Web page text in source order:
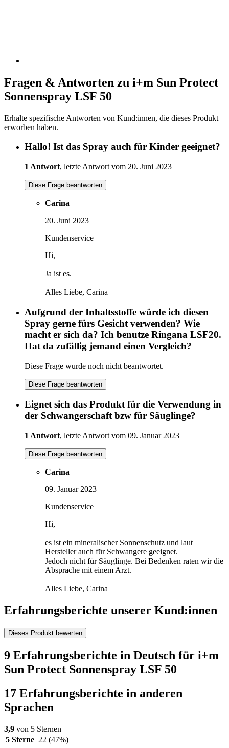
Fragen & Antworten zu i+m Sun Protect
Sonnenspray LSF 50
Erhalte spezifische Antworten von Kund:innen, die dieses Produkt
erworben haben.
Hallo! Ist das Spray auch für Kinder geeignet?
1 Antwort, letzte Antwort vom 20. Juni 2023
Diese Frage beantworten
Carina
20. Juni 2023
Kundenservice
Hi,
Ja ist es.
Alles Liebe, Carina
Aufgrund der Inhaltsstoffe würde ich diesen
Spray gerne fürs Gesicht verwenden? Wie
macht er sich da? Ich benutze Ringana LSF20.
Hat da zufällig jemand einen Vergleich?
Diese Frage wurde noch nicht beantwortet.
Diese Frage beantworten
Eignet sich das Produkt für die Verwendung in
der Schwangerschaft bzw für Säuglinge?
1 Antwort, letzte Antwort vom 09. Januar 2023
Diese Frage beantworten
Carina
09. Januar 2023
Kundenservice
Hi,
es ist ein mineralischer Sonnenschutz und laut
Hersteller auch für Schwangere geeignet.
Jedoch nicht für Säuglinge. Bei Bedenken raten wir die
Absprache mit einem Arzt.
Alles Liebe, Carina
Erfahrungsberichte unserer Kund:innen
Dieses Produkt bewerten
9 Erfahrungsberichte in Deutsch für i+m
Sun Protect Sonnenspray LSF 50
17 Erfahrungsberichte in anderen
Sprachen
3,9 von 5 Sternen
5 Sterne 22 (47%)